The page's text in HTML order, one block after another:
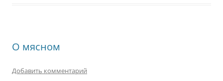
О мясном
Добавить комментарий